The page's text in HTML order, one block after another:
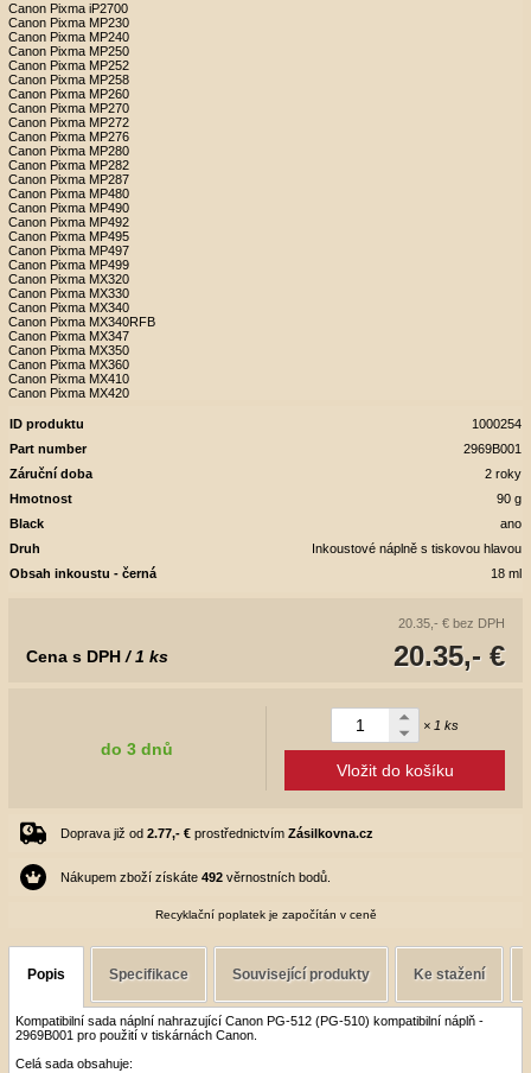
Canon Pixma iP2700
Canon Pixma MP230
Canon Pixma MP240
Canon Pixma MP250
Canon Pixma MP252
Canon Pixma MP258
Canon Pixma MP260
Canon Pixma MP270
Canon Pixma MP272
Canon Pixma MP276
Canon Pixma MP280
Canon Pixma MP282
Canon Pixma MP287
Canon Pixma MP480
Canon Pixma MP490
Canon Pixma MP492
Canon Pixma MP495
Canon Pixma MP497
Canon Pixma MP499
Canon Pixma MX320
Canon Pixma MX330
Canon Pixma MX340
Canon Pixma MX340RFB
Canon Pixma MX347
Canon Pixma MX350
Canon Pixma MX360
Canon Pixma MX410
Canon Pixma MX420
ID produktu
1000254
Part number
2969B001
Záruční doba
2 roky
Hmotnost
90 g
Black
ano
Druh
Inkoustové náplně s tiskovou hlavou
Obsah inkoustu - černá
18 ml
20.35,- € bez DPH
20.35,- €
Cena s DPH/ 1 ks
do 3 dnů
× 1 ks
Vložit do košíku
Doprava již od 2.77,- € prostřednictvím Zásilkovna.cz
Nákupem zboží získáte 492 věrnostních bodů.
Recyklační poplatek je započítán v ceně
Popis Specifikace Související produkty Ke stažení
Kompatibilní sada náplní nahrazující Canon PG-512 (PG-510) kompatibilní náplň -
2969B001 pro použití v tiskárnách Canon.
Celá sada obsahuje: